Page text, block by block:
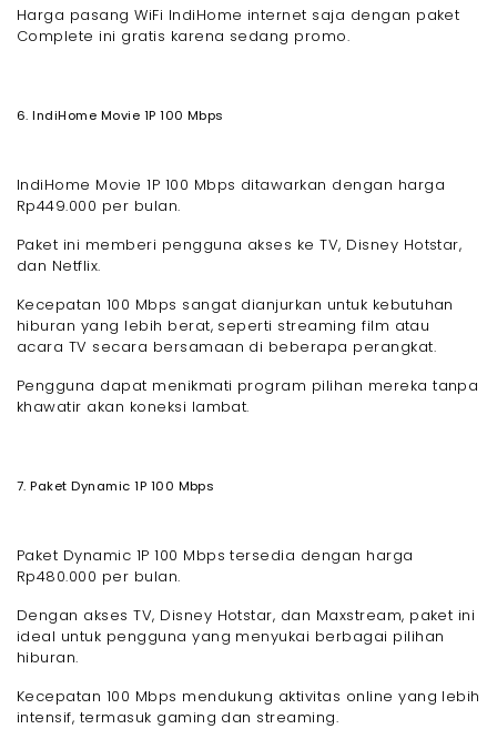
Harga pasang WiFi IndiHome internet saja dengan paket
Complete ini gratis karena sedang promo.
6. IndiHome Movie 1P 100 Mbps
IndiHome Movie 1P 100 Mbps ditawarkan dengan harga
Rp449.000 per bulan.
Paket ini memberi pengguna akses ke TV, Disney Hotstar,
dan Netflix.
Kecepatan 100 Mbps sangat dianjurkan untuk kebutuhan
hiburan yang lebih berat, seperti streaming film atau
acara TV secara bersamaan di beberapa perangkat.
Pengguna dapat menikmati program pilihan mereka tanpa
khawatir akan koneksi lambat.
7. Paket Dynamic 1P 100 Mbps
Paket Dynamic 1P 100 Mbps tersedia dengan harga
Rp480.000 per bulan.
Dengan akses TV, Disney Hotstar, dan Maxstream, paket ini
ideal untuk pengguna yang menyukai berbagai pilihan
hiburan.
Kecepatan 100 Mbps mendukung aktivitas online yang lebih
intensif, termasuk gaming dan streaming.